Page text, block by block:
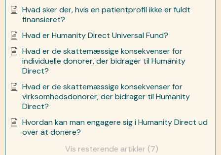
Hvad sker der, hvis en patientprofil ikke er fuldt
finansieret?
Hvad er Humanity Direct Universal Fund?
Hvad er de skattemæssige konsekvenser for
individuelle donorer, der bidrager til Humanity
Direct?
Hvad er de skattemæssige konsekvenser for
virksomhedsdonorer, der bidrager til Humanity
Direct?
Hvordan kan man engagere sig i Humanity Direct ud
over at donere?
Vis resterende artikler (7)